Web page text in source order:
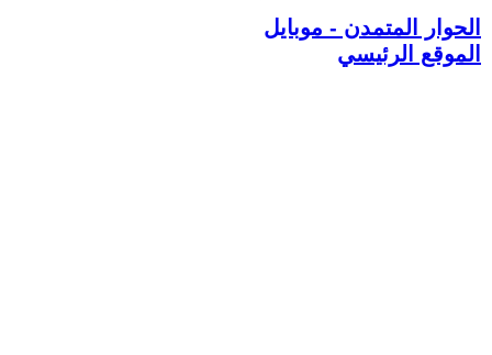
الحوار المتمدن - موبايل
الموقع الرئيسي